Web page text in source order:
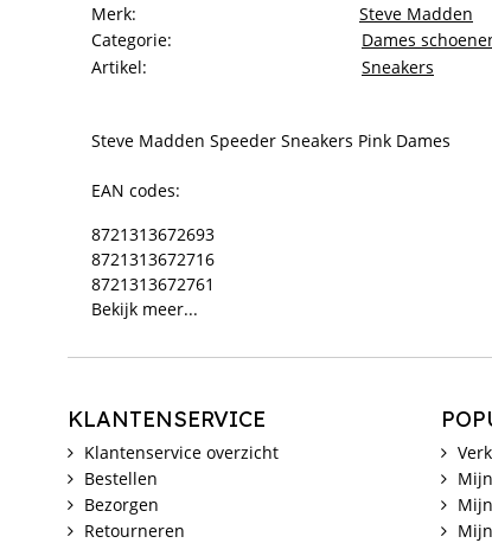
Merk:
Steve Madden
Categorie:
Dames
Artikel:
Sneakers
Steve Madden Speeder Sneakers Pink Dames
EAN codes:
8721313672693
8721313672716
8721313672761
Bekijk meer...
KLANTENSERVICE
Klantenservice overzicht
Bestellen
Bezorgen
Retourneren